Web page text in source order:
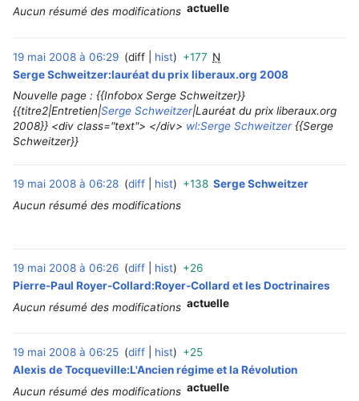
Aucun résumé des modifications actuelle
19 mai 2008 à 06:29 diff hist +177 N
Serge Schweitzer:lauréat du prix liberaux.org 2008
Nouvelle page : {{Infobox Serge Schweitzer}}
{{titre2|Entretien|Serge Schweitzer|Lauréat du prix liberaux.org
2008}} <div class="text"> </div> wl:Serge Schweitzer{{Serge
Schweitzer}}
19 mai 2008 à 06:28 diff hist +138 Serge Schweitzer
Aucun résumé des modifications
19 mai 2008 à 06:26 diff hist +26
Pierre-Paul Royer-Collard:Royer-Collard et les Doctrinaires
Aucun résumé des modifications actuelle
19 mai 2008 à 06:25 diff hist +25
Alexis de Tocqueville:L'Ancien régime et la Révolution
Aucun résumé des modifications actuelle